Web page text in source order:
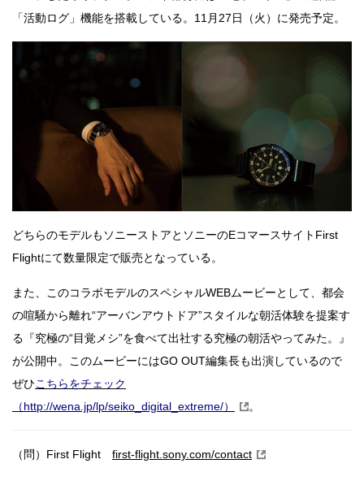
「活動ログ」機能を搭載している。11月27日（火）に発売予定。
どちらのモデルもソニーストアとソニーのEコマースサイトFirst
Flightにて数量限定で販売となっている。
また、このコラボモデルのスペシャルWEBムービーとして、都会
の喧騒から離れ“アーバンアウトドア”スタイルな朝活体験を提案す
る『究極の“目覚メシ”を食べて出社する究極の朝活やってみた。』
が公開中。このムービーにはGO OUT編集長も出演しているので
ぜひこちらをチェック
（http://wena.jp/lp/seiko_digital_extreme/）
。
（問）First Flight first-flight.sony.com/contact